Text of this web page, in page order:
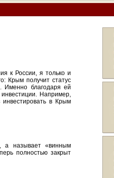
к России, я только и
Крым получит статус
Именно благодаря ей
инвестиции. Например,
в Крым
а называет «винным
полностью закрыт